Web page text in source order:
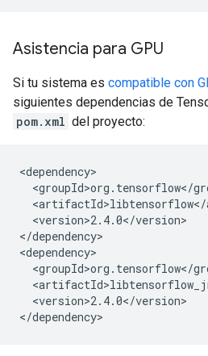
Asistencia para GPU
Si tu sistema es compatible con
siguientes dependencias de
pom.xml del proyecto:
<version>2.4.0</version>
</dependency>
<version>2.4.0</version>